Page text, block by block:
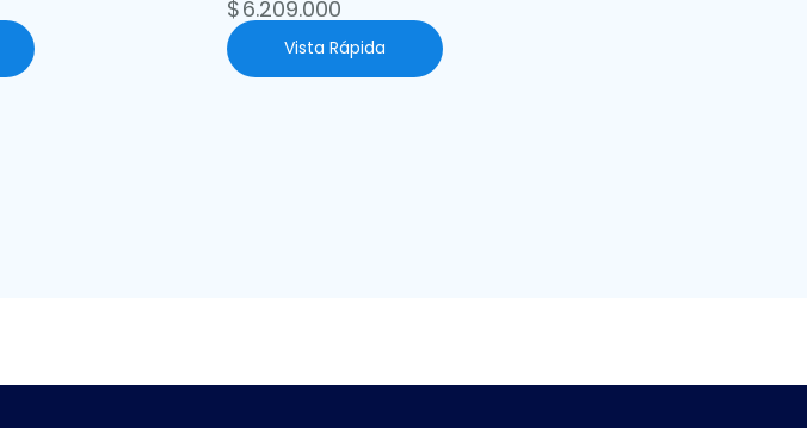
$6.209.000
Vista Rápida